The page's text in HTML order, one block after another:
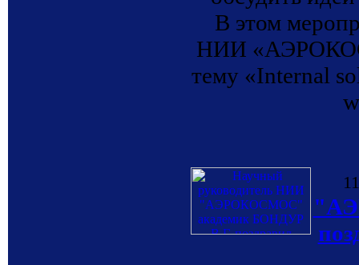
В этом
НИИ
тему «Internal